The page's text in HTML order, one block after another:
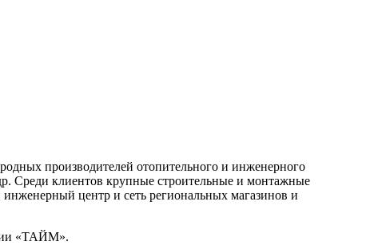
производителей отопительного и инженерного
Среди клиентов крупные строительные и монтажные
центр и сеть региональных магазинов и
«ТАЙМ».